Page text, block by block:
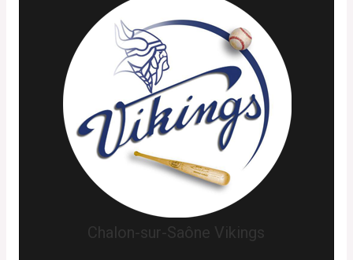
Chalon-sur-Saône Vikings